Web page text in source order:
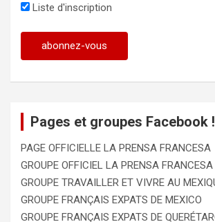
Liste d'inscription
Pages et groupes Facebook !
PAGE OFFICIELLE LA PRENSA FRANCESA
GROUPE OFFICIEL LA PRENSA FRANCESA
GROUPE TRAVAILLER ET VIVRE AU
GROUPE FRANÇAIS EXPATS DE MEXICO
GROUPE FRANÇAIS EXPATS DE